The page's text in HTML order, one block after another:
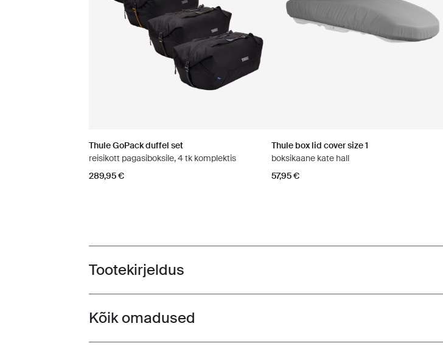
Thule GoPack duffel set
reisikott pagasiboksile, 4 tk komplektis
289,95 €
Thule box lid cover size 1
boksikaane kate hall
57,95 €
Toggle overview
Tootekirjeldus
Toggle features
Kõik omadused